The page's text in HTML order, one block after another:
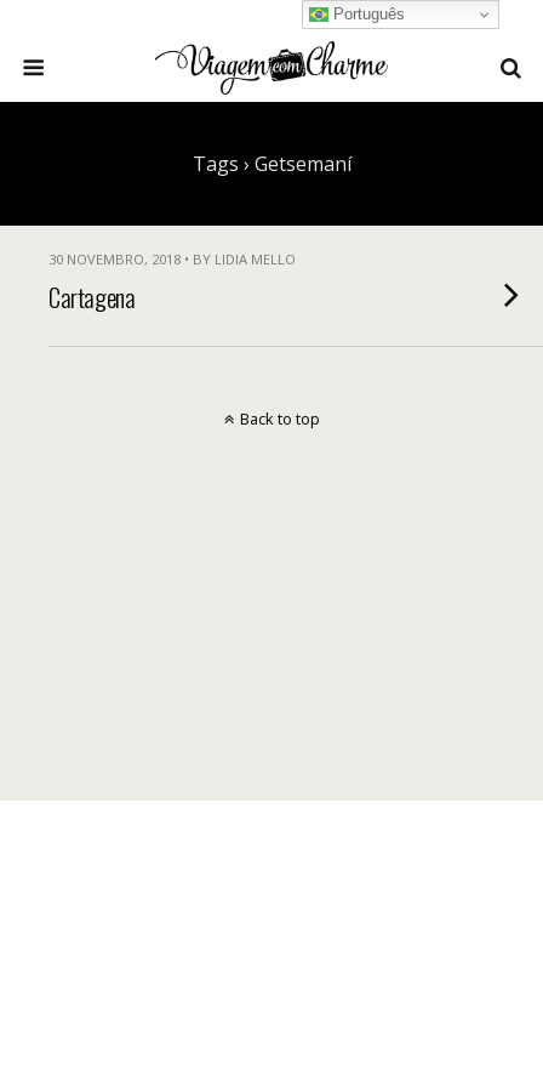
Tags › Getsemaní
30 NOVEMBRO, 2018 • BY LIDIA MELLO
Cartagena
Português
Back to top